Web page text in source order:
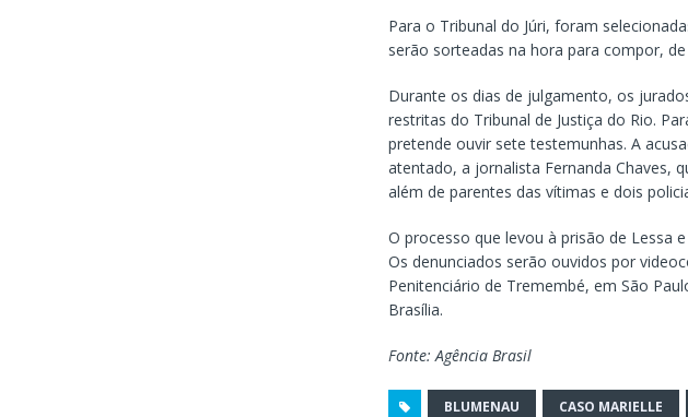
Para o Tribunal do Júri, foram
serão sorteadas na hora para compor,
Durante os dias de julgamento, os
restritas do Tribunal de Justiça do Rio.
pretende ouvir sete testemunhas. A
atentado, a jornalista Fernanda Chaves,
além de parentes das vítimas e dois
O processo que levou à prisão de Lessa
Os denunciados serão ouvidos por
Penitenciário de Tremembé, em São
Brasília.
Fonte: Agência Brasil
BLUMENAU CASO MARIELLE